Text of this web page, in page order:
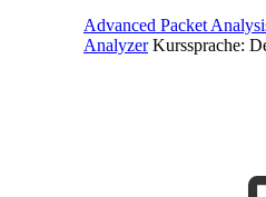
Advanced Packet
Analyzer Kurssprache: